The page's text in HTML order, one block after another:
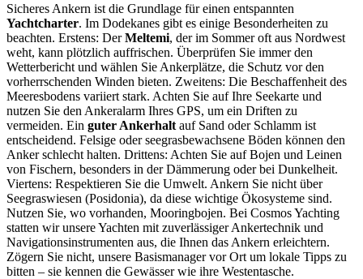
Sicheres Ankern ist die Grundlage für einen entspannten
Yachtcharter. Im Dodekanes gibt es einige Besonderheiten zu
beachten. Erstens: DerMeltemi, der im Sommer oft aus Nordwest
weht, kann plötzlich auffrischen. Überprüfen Sie immer den
Wetterbericht und wählen Sie Ankerplätze, die Schutz vor den
vorherrschenden Winden bieten. Zweitens: Die Beschaffenheit des
Meeresbodens variiert stark. Achten Sie auf Ihre Seekarte und
nutzen Sie den Ankeralarm Ihres GPS, um ein Driften zu
vermeiden. Ein guter Ankerhalt auf Sand oder Schlamm ist
entscheidend. Felsige oder seegrasbewachsene Böden können den
Anker schlecht halten. Drittens: Achten Sie auf Bojen und Leinen
von Fischern, besonders in der Dämmerung oder bei Dunkelheit.
Viertens: Respektieren Sie die Umwelt. Ankern Sie nicht über
Seegraswiesen (Posidonia), da diese wichtige Ökosysteme sind.
Nutzen Sie, wo vorhanden, Mooringbojen. Bei Cosmos Yachting
statten wir unsere Yachten mit zuverlässiger Ankertechnik und
Navigationsinstrumenten aus, die Ihnen das Ankern erleichtern.
Zögern Sie nicht, unsere Basismanager vor Ort um lokale Tipps zu
bitten – sie kennen die Gewässer wie ihre Westentasche.